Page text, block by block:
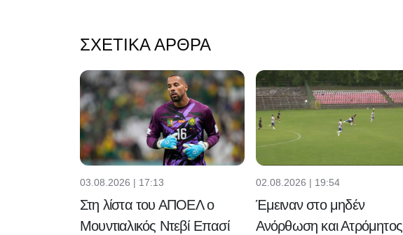
ΣΧΕΤΙΚΆ ΆΡΘΡΑ
03.08.2026 | 17:13
Στη λίστα του ΑΠΟΕΛ ο
Μουντιαλικός Ντεβί Επασί
02.08.2026 | 19:54
Έμειναν στο μηδέν
Ανόρθωση και Ατρόμητος